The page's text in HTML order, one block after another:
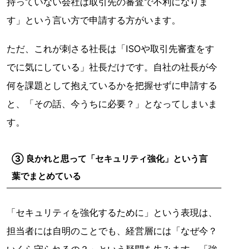
す」という言い方で申請する方がいます。
ただ、これが刺さる社長は「ISOや取引先審査をす
でに気にしている」社長だけです。自社の社長が今
何を課題として抱えているかを把握せずに申請する
と、「その話、今うちに必要？」となってしまいま
す。
③ 良かれと思って「セキュリティ強化」という言
葉でまとめている
「セキュリティを強化するために」という表現は、
担当者には自明のことでも、経営層には「なぜ今？